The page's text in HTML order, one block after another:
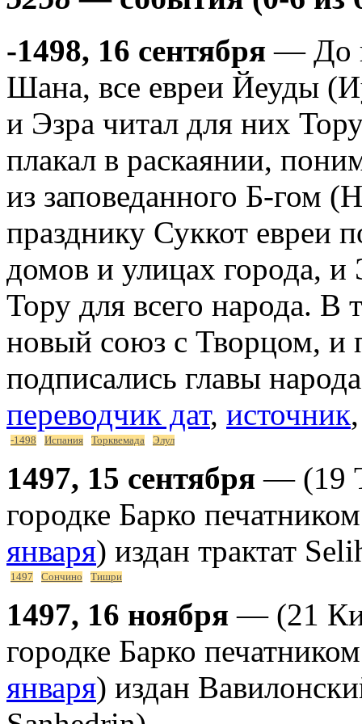
-1498, 16 сентября — До
Шана, все евреи Йеуды
и Эзра читал для них
плакал в раскаянии,
из заповеданного Б-гом
празднику Суккот евреи
домов и улицах города, и
Тору для всего народа. В
новый союз с Творцом, и
подписались главы
переводчик дат, источник,
-1498 Испания Торквемада Элул
1497, 15 сентября — (19
городке Барко
января) издан трактат
1497 Сончино Тишри
1497, 16 ноября — (21
городке Барко
января) издан